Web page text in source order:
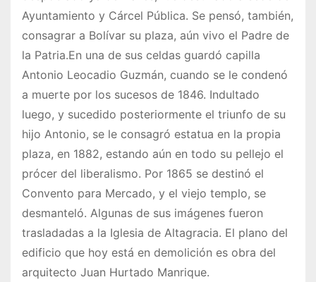
Ayuntamiento y Cárcel Pública. Se pensó, también,
consagrar a Bolívar su plaza, aún vivo el Padre de
la Patria.En una de sus celdas guardó capilla
Antonio Leocadio Guzmán, cuando se le condenó
a muerte por los sucesos de 1846. Indultado
luego, y sucedido posteriormente el triunfo de su
hijo Antonio, se le consagró estatua en la propia
plaza, en 1882, estando aún en todo su pellejo el
prócer del liberalismo. Por 1865 se destinó el
Convento para Mercado, y el viejo templo, se
desmanteló. Algunas de sus imágenes fueron
trasladadas a la Iglesia de Altagracia. El plano del
edificio que hoy está en demolición es obra del
arquitecto Juan Hurtado Manrique.